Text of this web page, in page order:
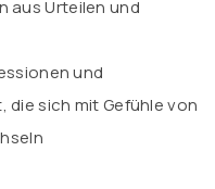
aus Urteilen und
und
sich mit Gefühle von